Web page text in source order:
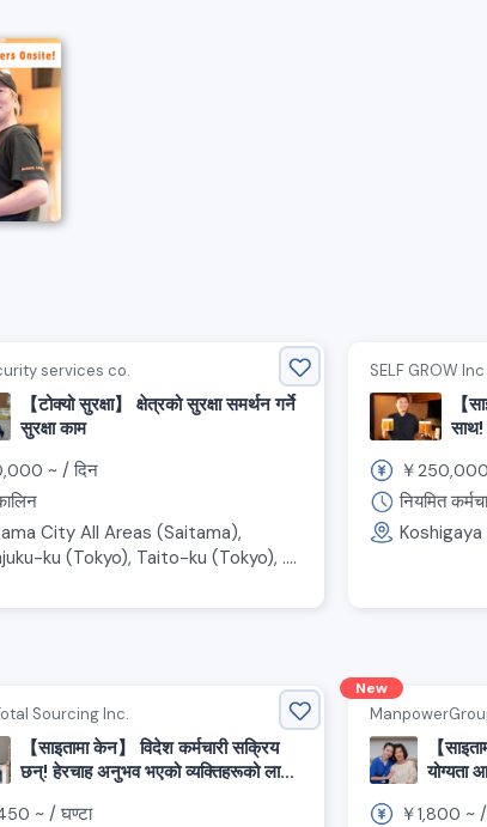
services co.
【टोक्यो सुरक्षा】 क्षेत्रको सुरक्षा समर्थन गर्ने
सुरक्षा काम
~ /दिन
City All Areas (Saitama),
ku (Tokyo), Taito-ku (Tokyo), ....
SELF GROW Inc
【
साथ!
￥ 250,000
नियमित
Sourcing Inc.
【साइतामा केन】 विदेश कर्मचारी सक्रिय
छन्! हेरचाह अनुभव भएको व्यक्तिहरूको लागि
~ /घण्टा
New
【
योग्यता
￥1,800 ~